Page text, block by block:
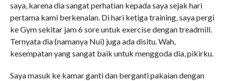
saya, karena dia sangat perhatian kepada saya sejak hari
pertama kami berkenalan. Di hari ketiga training, saya pergi
ke Gym sekitar jam 6 sore untuk exercise dengan treadmill.
Ternyata dia (namanya Nui) juga ada disitu. Wah,
kesempatan yang sangat baik untuk menggoda dia, pikirku.
Saya masuk ke kamar ganti dan berganti pakaian dengan